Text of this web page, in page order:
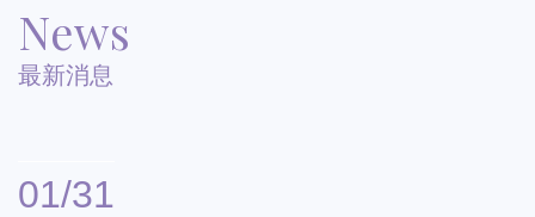
News
最新消息
01/31